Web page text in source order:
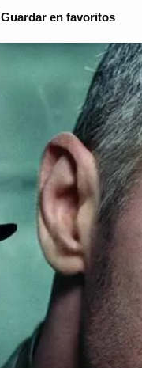
Guardar en favoritos